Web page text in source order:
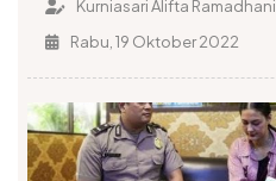
Kurniasari Alifta Ramadhani
Rabu, 19 Oktober 2022